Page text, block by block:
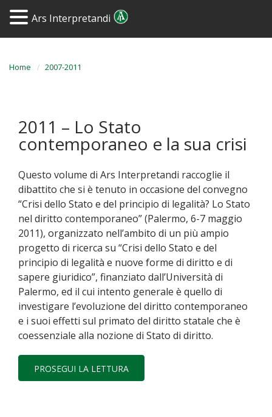
Home 2007-2011
2011 – Lo Stato
contemporaneo e la sua crisi
Questo volume di Ars Interpretandi raccoglie il
dibattito che si è tenuto in occasione del convegno
“Crisi dello Stato e del principio di legalità? Lo Stato
nel diritto contemporaneo” (Palermo, 6-7 maggio
2011), organizzato nell’ambito di un più ampio
progetto di ricerca su “Crisi dello Stato e del
principio di legalità e nuove forme di diritto e di
sapere giuridico”, finanziato dall’Università di
Palermo, ed il cui intento generale è quello di
investigare l’evoluzione del diritto contemporaneo
e i suoi effetti sul primato del diritto statale che è
coessenziale alla nozione di Stato di diritto.
PROSEGUI LA LETTURA
Ars Interpretandi